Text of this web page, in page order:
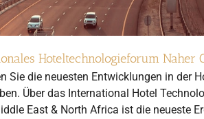
Hoteltechnologieforum
Sie die neuesten Entwicklungen in der
Über das International Hotel
East & North Africa ist die neueste